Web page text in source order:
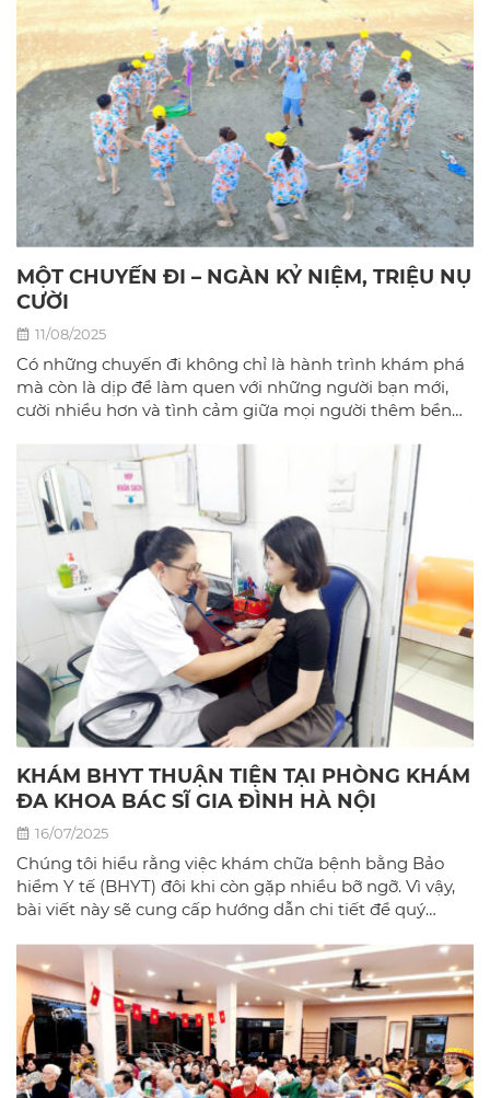
MỘT CHUYẾN ĐI – NGÀN KỶ NIỆM, TRIỆU NỤ
CƯỜI
11/08/2025
Có những chuyến đi không chỉ là hành trình khám phá
mà còn là dịp để làm quen với những người bạn mới,
cười nhiều hơn và tình cảm giữa mọi người thêm bền
KHÁM BHYT THUẬN TIỆN TẠI PHÒNG KHÁM
ĐA KHOA BÁC SĨ GIA ĐÌNH HÀ NỘI
16/07/2025
Chúng tôi hiểu rằng việc khám chữa bệnh bằng Bảo
hiểm Y tế (BHYT) đôi khi còn gặp nhiều bỡ ngỡ. Vì vậy,
bài viết này sẽ cung cấp hướng dẫn chi tiết để quý
quả nhất tại phòng khám đa khoa Bác sĩ gia đình hà
Nội.